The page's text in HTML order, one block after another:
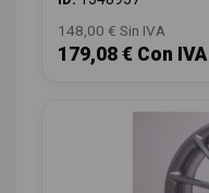
148,00 € Sin IVA
179,08 € Con IVA